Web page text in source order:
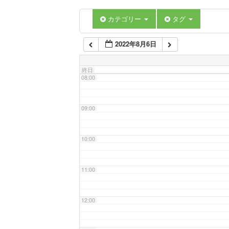
カテゴリー タグ
2022年8月6日
終日
07:00
08:00
09:00
10:00
11:00
12:00